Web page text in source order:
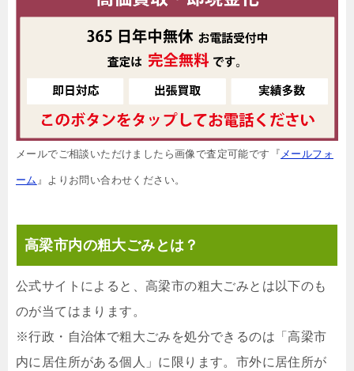
メールでご相談いただけましたら画像で査定可能です『 メールフォ
ーム 』よりお問い合わせください。
高梁市内の粗大ごみとは？
公式サイトによると、高梁市の粗大ごみとは以下のも
のが当てはまります。
※行政・自治体で粗大ごみを処分できるのは「高梁市
内に居住所がある個人」に限ります。市外に居住所が